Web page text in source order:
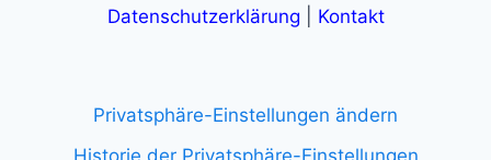
Datenschutzerklärung
Kontakt
Privatsphäre-Einstellungen ändern
Historie der Privatsphäre-Einstellungen